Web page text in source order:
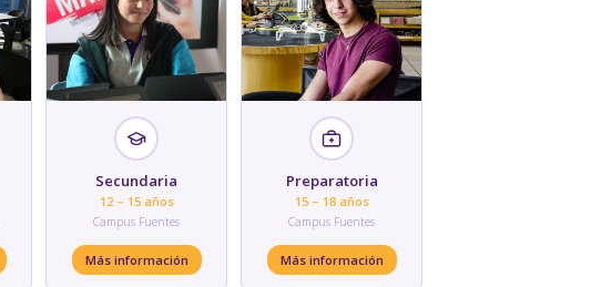
Secundaria
12 – 15 años
Campus Fuentes
Más información
Preparatoria
15 – 18 años
Campus Fuentes
Más información